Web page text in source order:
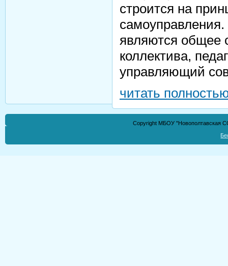
строится на
являются общее
коллектива,
управляющий
читать
Copyright МБОУ "Новополтавская